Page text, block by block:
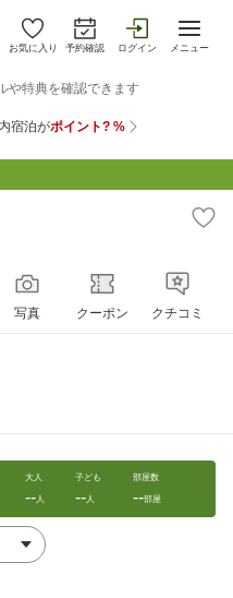
お気に入り 予約確認 ログイン メニュー
写真 クーポン クチコミ
大人
--人
子ども
--人
部屋数
--部屋